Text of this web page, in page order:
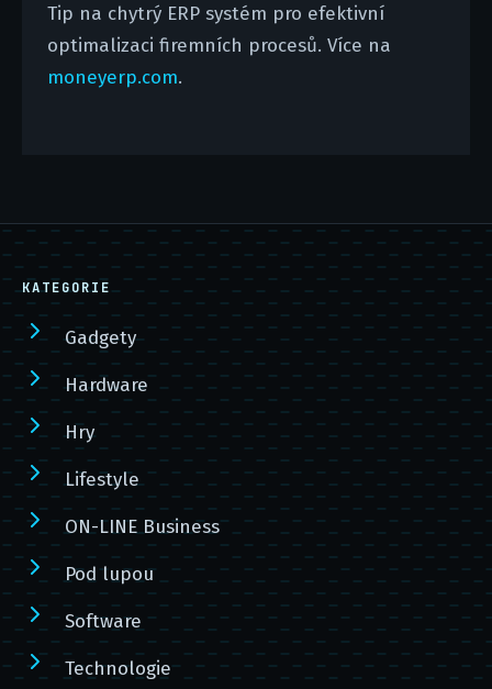
Tip na chytrý ERP systém pro efektivní
optimalizaci firemních procesů. Více na
moneyerp.com.
KATEGORIE
Gadgety
Hardware
Hry
Lifestyle
ON-LINE Business
Pod lupou
Software
Technologie